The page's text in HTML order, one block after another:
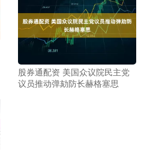
股券通配资 美国众议院民主党
议员推动弹劾防长赫格塞思